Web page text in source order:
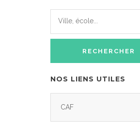
NOS LIENS UTILES
CAF